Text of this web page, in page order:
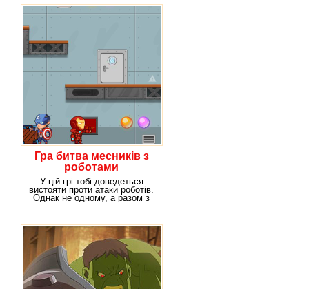
Гра битва месників з
роботами
У цій грі тобі доведеться
вистояти проти атаки роботів.
Однак не одному, а разом з